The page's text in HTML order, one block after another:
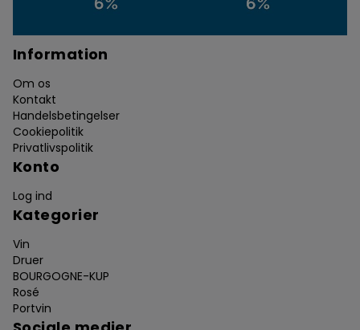
Information
Om os
Kontakt
Handelsbetingelser
Cookiepolitik
Privatlivspolitik
Konto
Log ind
Kategorier
Vin
Druer
BOURGOGNE-KUP
Rosé
Portvin